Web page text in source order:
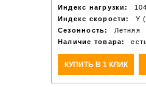
Индекс нагрузки:
Индекс скорости:
Y
Сезонность:
Летняя
Наличие товара:
КУПИТЬ В 1 КЛИК